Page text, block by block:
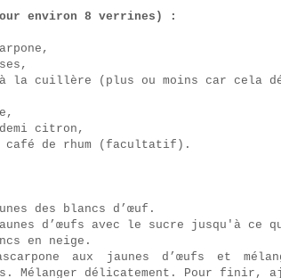
environ 8 verrines) :
la cuillère (plus ou moins car cela
citron,
de rhum (facultatif).
des blancs d’œuf.
d’œufs avec le sucre jusqu'à ce
en neige.
aux jaunes d’œufs et
Mélanger délicatement. Pour finir,